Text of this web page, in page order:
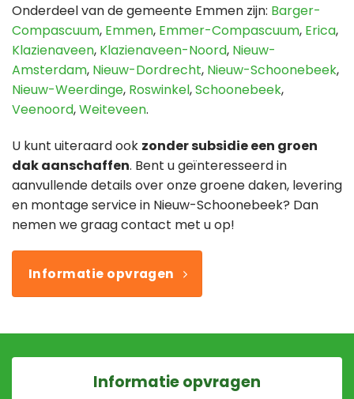
Onderdeel van de gemeente Emmen zijn: Barger-
Compascuum, Emmen, Emmer-Compascuum, Erica,
Klazienaveen, Klazienaveen-Noord, Nieuw-
Amsterdam, Nieuw-Dordrecht, Nieuw-Schoonebeek,
Nieuw-Weerdinge, Roswinkel,Schoonebeek,
Veenoord,Weiteveen.
U kunt uiteraard ook zonder subsidie een groen
dak aanschaffen. Bent u geïnteresseerd in
aanvullende details over onze groene daken, levering
en montage service in Nieuw-Schoonebeek? Dan
nemen we graag contact met u op!
Informatie opvragen
Informatie opvragen